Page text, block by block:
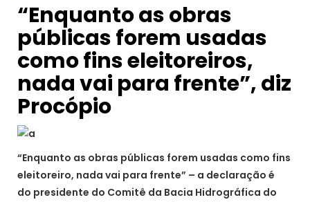
“Enquanto as obras
públicas forem usadas
como fins eleitoreiros,
nada vai para frente”, diz
Procópio
“Enquanto as obras públicas forem usadas como fins
eleitoreiro, nada vai para frente” – a declaração é
do presidente do Comitê da Bacia Hidrográfica do